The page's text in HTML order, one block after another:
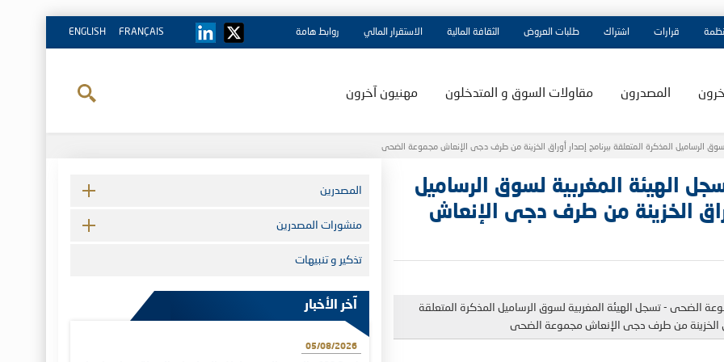
FRANÇAIS
ENGLISH قرارات اشتراك طلبات العروض الثقافة المالية الاستقرار المالي روابط هامة
المصدرون مقاولات السوق و المتدخلون مهنيون آخرون
الھيئة المغربية لسوق الرساميل
الخزينة من طرف دجى الإنعاش
الضحى - تسجل الھيئة المغربية لسوق الرساميل المذكرة المتعلقة
المصدرين
منشورات المصدرين
تذكير و تنبيهات
آخر الأخبار
05/08/2026